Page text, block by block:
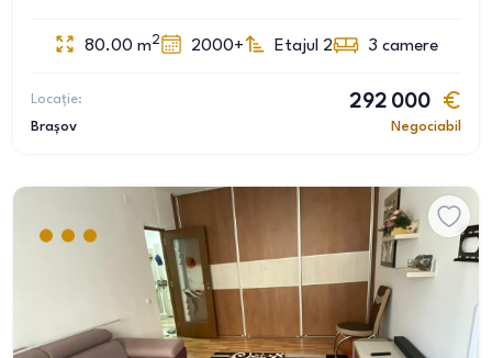
80.00 m2 2000+ Etajul 2 3 camere
Locație:
Brașov
292 000
Negociabil